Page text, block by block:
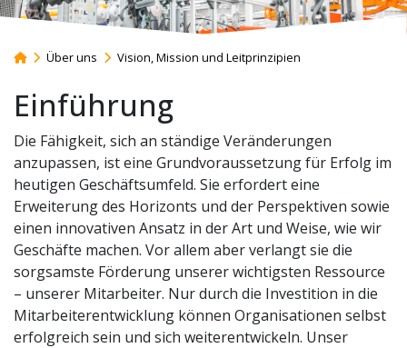
Über uns Vision, Mission und Leitprinzipien
Einführung
Die Fähigkeit, sich an ständige Veränderungen
anzupassen, ist eine Grundvoraussetzung für Erfolg im
heutigen Geschäftsumfeld. Sie erfordert eine
Erweiterung des Horizonts und der Perspektiven sowie
einen innovativen Ansatz in der Art und Weise, wie wir
Geschäfte machen. Vor allem aber verlangt sie die
sorgsamste Förderung unserer wichtigsten Ressource
– unserer Mitarbeiter. Nur durch die Investition in die
Mitarbeiterentwicklung können Organisationen selbst
erfolgreich sein und sich weiterentwickeln. Unser